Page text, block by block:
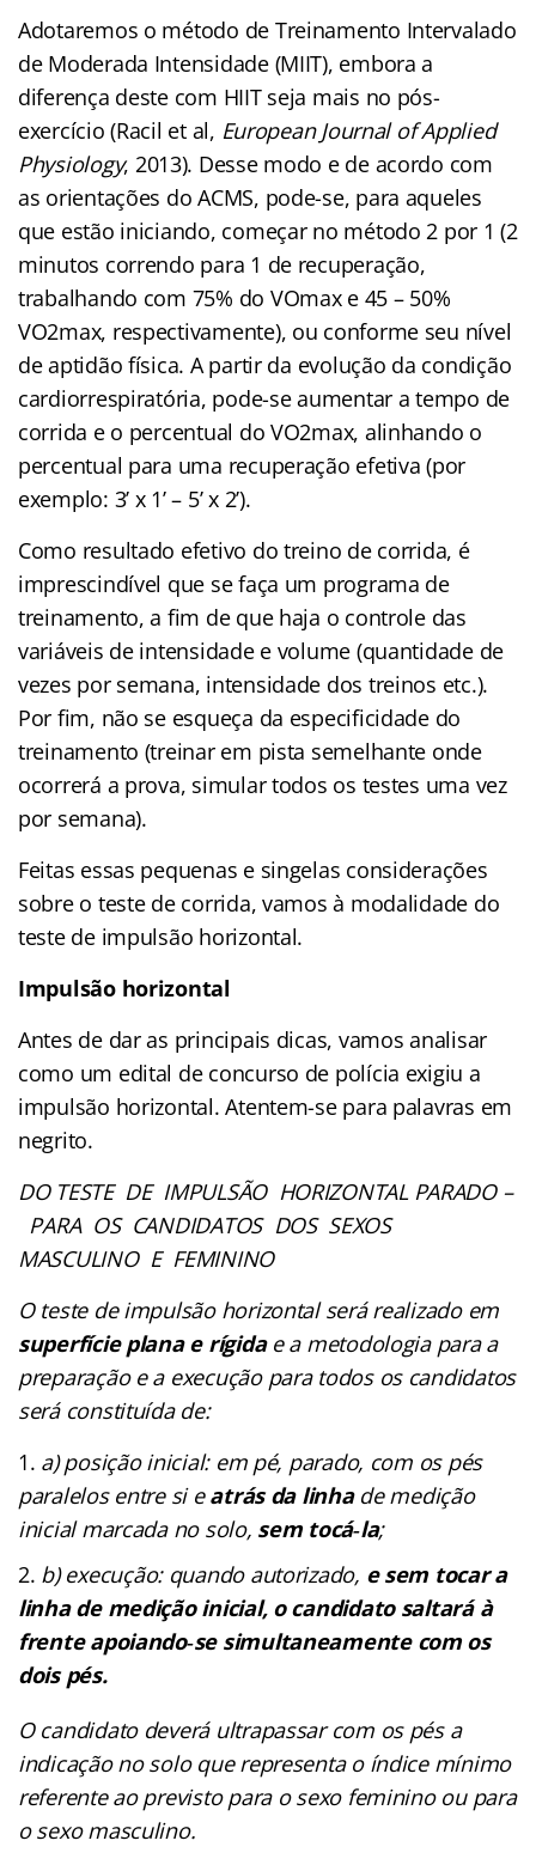
Adotaremos o método de Treinamento Intervalado
de Moderada Intensidade (MIIT), embora a
diferença deste com HIIT seja mais no pós-
exercício (Racil et al, European Journal of Applied
Physiology, 2013). Desse modo e de acordo com
as orientações do ACMS, pode-se, para aqueles
que estão iniciando, começar no método 2 por 1 (2
minutos correndo para 1 de recuperação,
trabalhando com 75% do VOmax e 45 – 50%
VO2max, respectivamente), ou conforme seu nível
de aptidão física. A partir da evolução da condição
cardiorrespiratória, pode-se aumentar a tempo de
corrida e o percentual do VO2max, alinhando o
percentual para uma recuperação efetiva (por
exemplo: 3’ x 1’ – 5’ x 2’).
Como resultado efetivo do treino de corrida, é
imprescindível que se faça um programa de
treinamento, a fim de que haja o controle das
variáveis de intensidade e volume (quantidade de
vezes por semana, intensidade dos treinos etc.).
Por fim, não se esqueça da especificidade do
treinamento (treinar em pista semelhante onde
ocorrerá a prova, simular todos os testes uma vez
por semana).
Feitas essas pequenas e singelas considerações
sobre o teste de corrida, vamos à modalidade do
teste de impulsão horizontal.
Impulsão horizontal
Antes de dar as principais dicas, vamos analisar
como um edital de concurso de polícia exigiu a
impulsão horizontal. Atentem-se para palavras em
negrito.
DO TESTE DE IMPULSÃO HORIZONTAL PARADO –
PARA OS CANDIDATOS DOS SEXOS
MASCULINO E FEMININO
O teste de impulsão horizontal será realizado em
superfície plana e rígidae a metodologia para a
preparação e a execução para todos os candidatos
será constituída de:
a) posição inicial: em pé, parado, com os pés
paralelos entre si eatrás da linhade medição
inicial marcada no solo, sem tocá‐la;
b) execução: quando autorizado, e sem tocar a
linha de medição inicial, o candidato saltará à
frente apoiando‐se simultaneamente com os
dois pés.
O candidato deverá ultrapassar com os pés a
indicação no solo que representa o índice mínimo
referente ao previsto para o sexo feminino ou para
o sexo masculino.